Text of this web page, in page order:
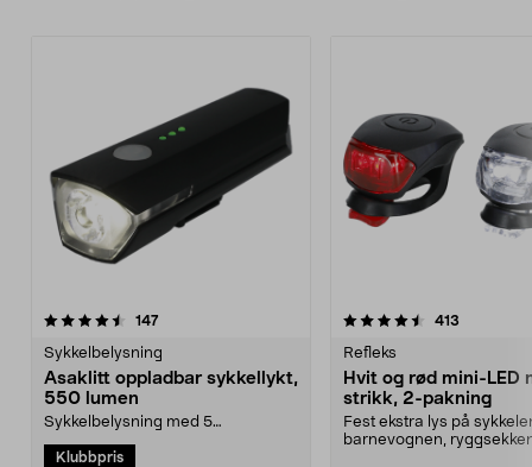
147anmeldelser
Sykkelbelysning
Asaklitt oppladbar sykkellykt,
550 lumen
Sykkelbelysning med 5
tryggere og mer synlig i tra...
Klubbpris
4.5 av 5 stjerner 413
Refleks
Hvit og rød mini-LED
strikk, 2-pakning
Fest ekstra lys på
barnevognen,
4.5 av 5 stjerner